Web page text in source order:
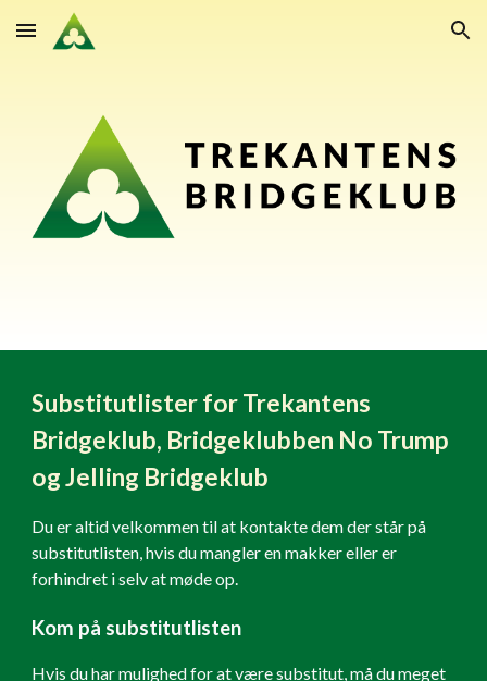
Skip to main content Skip to navigation
Substitutlister for Trekantens
Bridgeklub, Bridgeklubben No Trump
og Jelling Bridgeklub
Du er altid velkommen til at kontakte dem der står på
substitutlisten, hvis du mangler en makker eller er
forhindret i selv at møde op.
Kom på substitutlisten
Hvis du har mulighed for at være substitut, må du meget